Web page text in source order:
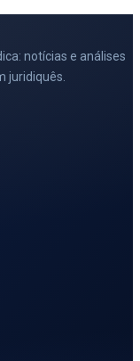
notícias e análises
juridiquês.